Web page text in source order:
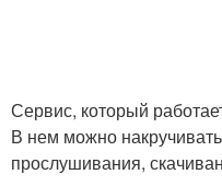
Сервис, который
В нем можно
прослушивания,